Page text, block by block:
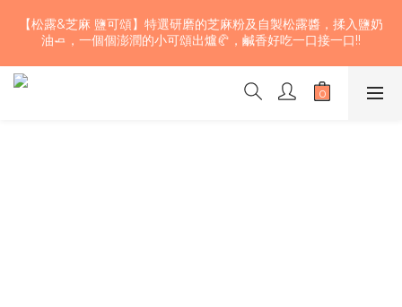
【期間限定】巧克力草莓雙色核桃生吐司~三款不同風味的濃郁巧
克力揉入麵團 加上大湖草莓果乾及少許鬆脆的加州核桃 口感層次
豐富、酸甜濃醇，快來試試！🍫！🤤💖
【松露&芝麻 鹽可頌】特選研磨的芝麻粉及自製松露醬，揉入鹽奶
油🧈，一個個澎潤的小可頌出爐🥐，鹹香好吃一口接一口!!
【期間限定】巧克力草莓雙色核桃生吐司~三款不同風味的濃郁巧
克力揉入麵團 加上大湖草莓果乾及少許鬆脆的加州核桃 口感層次